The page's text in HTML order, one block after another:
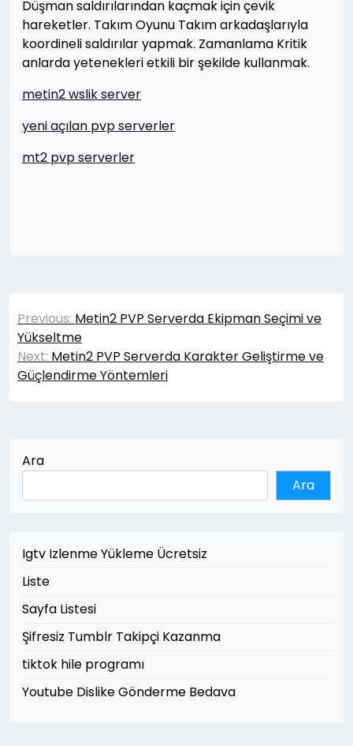
Düşman saldırılarından kaçmak için çevik
hareketler. Takım Oyunu Takım arkadaşlarıyla
koordineli saldırılar yapmak. Zamanlama Kritik
anlarda yetenekleri etkili bir şekilde kullanmak.
metin2 wslik server
yeni açılan pvp serverler
mt2 pvp serverler
Yazı
gezinmesi
Previous: Metin2 PVP Serverda Ekipman Seçimi ve
Yükseltme
Next: Metin2 PVP Serverda Karakter Geliştirme ve
Güçlendirme Yöntemleri
Ara
Ara
Igtv Izlenme Yükleme Ücretsiz
Liste
Sayfa Listesi
Şifresiz Tumblr Takipçi Kazanma
tiktok hile programı
Youtube Dislike Gönderme Bedava